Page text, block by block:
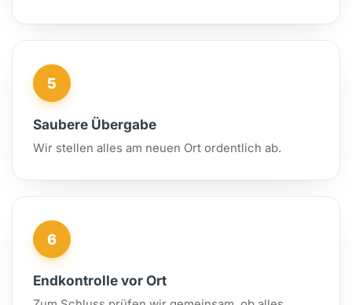
5
Saubere Übergabe
Wir stellen alles am neuen Ort ordentlich ab.
6
Endkontrolle vor Ort